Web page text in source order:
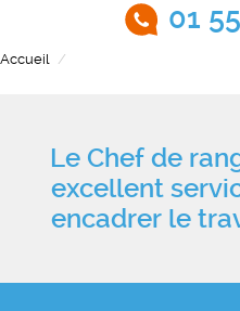
01
Accueil
Le Chef de
excellent
encadrer le